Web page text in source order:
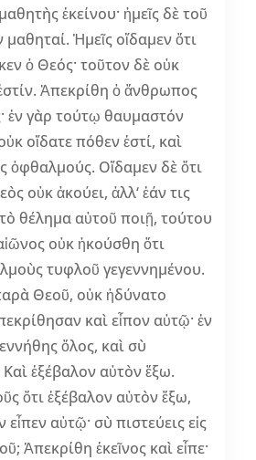
ἐκείνου· ἡμεῖς δὲ τοῦ
Ἡμεῖς οἴδαμεν ὅτι
ὁ Θεός· τοῦτον δὲ οὐκ
Ἀπεκρίθη ὁ ἄνθρωπος
ἐν γὰρ τούτῳ θαυμαστόν
οἴδατε πόθεν ἐστί, καὶ
ὀφθαλμούς. Οἴδαμεν δὲ ὅτι
οὐκ ἀκούει, ἀλλ‘ ἐάν τις
θέλημα αὐτοῦ ποιῇ, τούτου
οὐκ ἠκούσθη ὅτι
τυφλοῦ γεγεννημένου.
Θεοῦ, οὐκ ἠδύνατο
καὶ εἶπον αὐτῷ· ἐν
ὅλος, καὶ σὺ
Καὶ ἐξέβαλον αὐτὸν ἔξω.
ὅτι ἐξέβαλον αὐτὸν ἔξω,
αὐτῷ· σὺ πιστεύεις εἰς
Ἀπεκρίθη ἐκεῖνος καὶ εἶπε·